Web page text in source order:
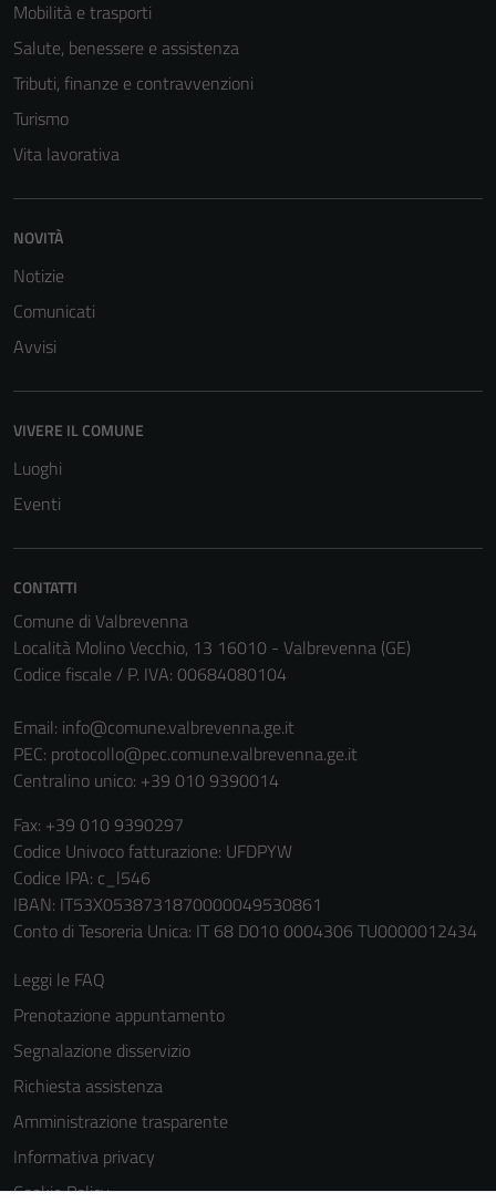
Mobilità e trasporti
Salute, benessere e assistenza
Tributi, finanze e contravvenzioni
Turismo
Vita lavorativa
NOVITÀ
Notizie
Comunicati
Avvisi
VIVERE IL COMUNE
Luoghi
Eventi
CONTATTI
Comune di Valbrevenna
Località Molino Vecchio, 13 16010 - Valbrevenna (GE)
Codice fiscale / P. IVA: 00684080104
Email: info@comune.valbrevenna.ge.it
PEC: protocollo@pec.comune.valbrevenna.ge.it
Centralino unico: +39 010 9390014
Fax: +39 010 9390297
Codice Univoco fatturazione: UFDPYW
Codice IPA: c_l546
IBAN: IT53X0538731870000049530861
Conto di Tesoreria Unica: IT 68 D010 0004306 TU0000012434
Leggi le FAQ
Prenotazione appuntamento
Segnalazione disservizio
Richiesta assistenza
Amministrazione trasparente
Informativa privacy
Cookie Policy
disabilitati.
sono
impostati da
una serie di
(si veda la
Cookie policy
possono
utilizzati
anche per la
funzionalità